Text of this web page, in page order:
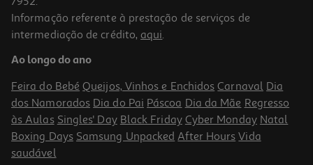
Rato Gaming Hyperx Preto Rgb 6n0b0aa
109.99 €/un
109,99 €
Informação referente à prestação de serviços de
intermediação de crédito, aqui.
Ao longo do ano
Feira do Bebé Queijos, Vinhos e Enchidos Carnaval Dia
dos Namorados Dia do Pai Páscoa Dia da Mãe Regresso
às Aulas Singles' Day Black Friday Cyber Monday Natal
Boxing Days Samsung Unpacked After Hours Vida
saudável